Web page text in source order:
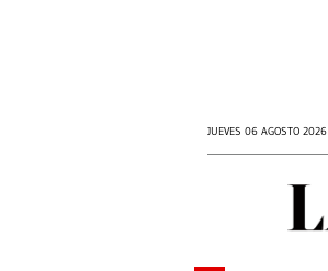
JUEVES 06 AGOSTO 2026